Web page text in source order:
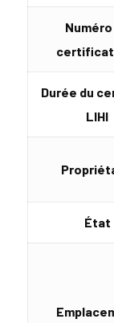
certificat
Durée du
LIHI
État